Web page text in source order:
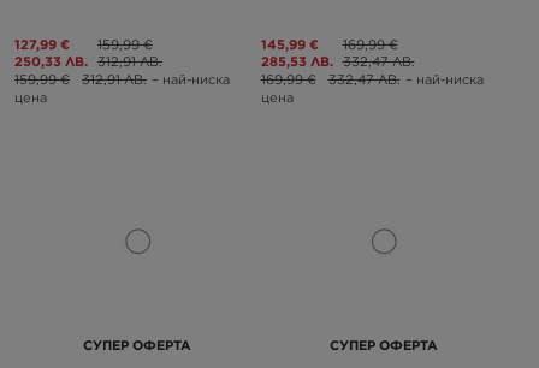
127,99 €
250,33 ЛВ.
159,99 €
312,91 ЛВ.
159,99 €
312,91 ЛВ. – най-ниска
цена
145,99 €
285,53 ЛВ.
169,99 €
332,47 ЛВ.
169,99 €
332,47 ЛВ. – най-ниска
цена
СУПЕР ОФЕРТА СУПЕР ОФЕРТА